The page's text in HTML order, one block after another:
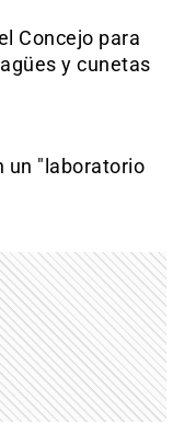
Concejo para
y cunetas
un "laboratorio